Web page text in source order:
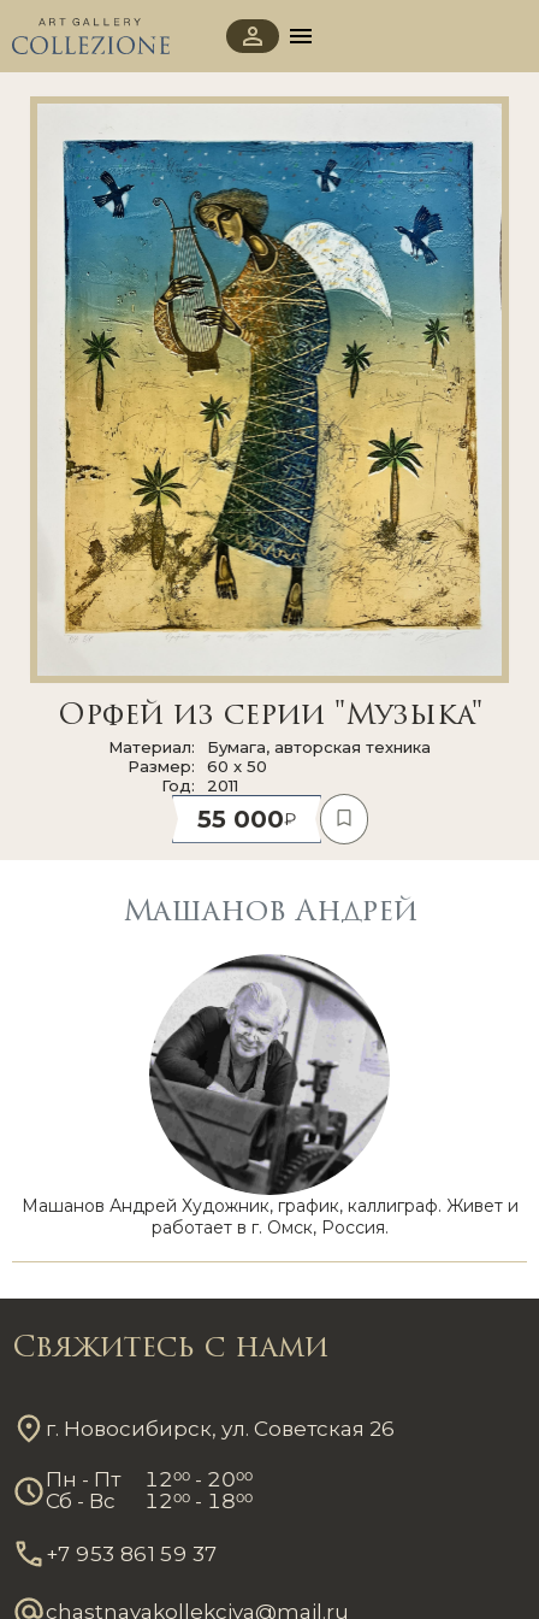
Орфей из серии "Музыка"
Материал
Бумага, авторская техника
Размер
60 x 50
Год
2011
55 000
Машанов Андрей
Машанов Андрей Художник, график, каллиграф. Живет и
работает в г. Омск, Россия.
Свяжитесь с нами
г. Новосибирск, ул. Советская 26
Пн - Пт 1200 - 2000
Сб - Вс
1200 - 1800
+7 953 861 59 37
chastnayakollekciya@mail.ru